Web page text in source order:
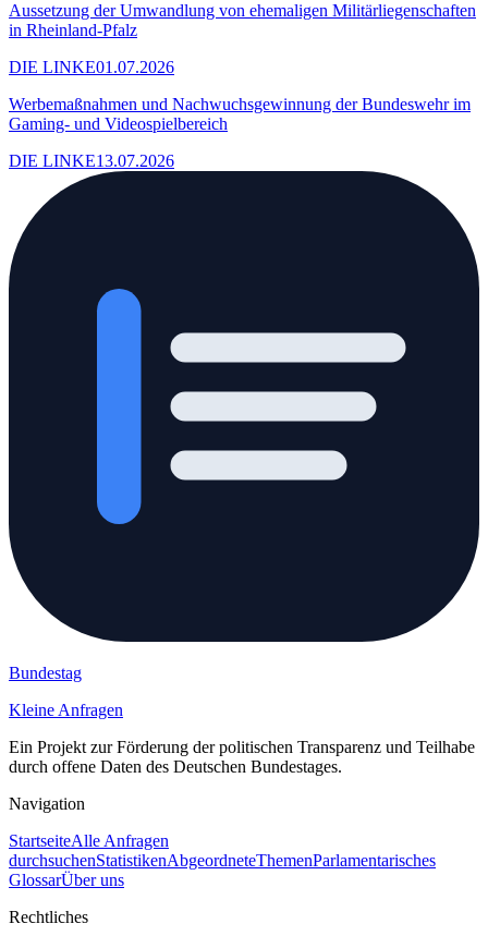
Aussetzung der Umwandlung von ehemaligen Militärliegenschaften
in Rheinland-Pfalz
DIE LINKE01.07.2026
Werbemaßnahmen und Nachwuchsgewinnung der Bundeswehr im
Gaming- und Videospielbereich
DIE LINKE13.07.2026
Bundestag
Kleine Anfragen
Ein Projekt zur Förderung der politischen Transparenz und Teilhabe
durch offene Daten des Deutschen Bundestages.
Navigation
StartseiteAlle Anfragen
durchsuchenStatistikenAbgeordneteThemenParlamentarisches
GlossarÜber uns
Rechtliches